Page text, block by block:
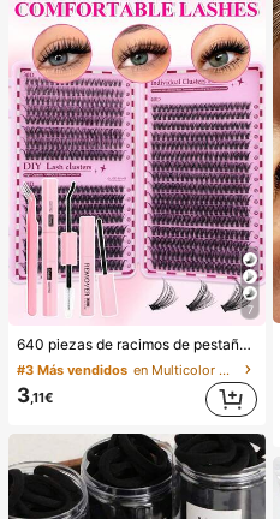
7
640 piezas de racimos de pestañas postizas de visón sintético DIY, rizo D, voluminosas y esponjosas, longitud mixta de 8-16mm, adecuadas para todos los looks de maquillaje. Pegamento, removedor y pinzas disponibles según la necesidad. Ligeras, reutilizables y rentables, adecuadas para principiantes, aplicables a varias ocasiones, hermosas
#3 Más vendidos en Multicolor Kits de pestañas postizas y adhesivo
3,11€